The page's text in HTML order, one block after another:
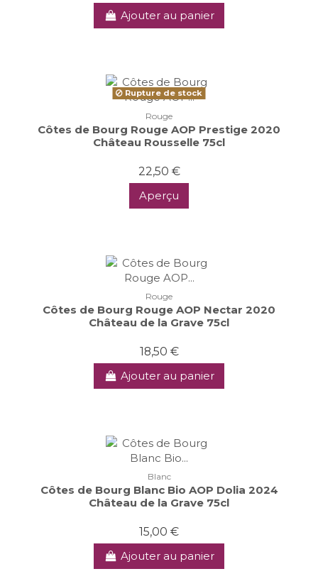
Ajouter au panier
Rupture de stock
Rouge
Côtes de Bourg Rouge AOP Prestige 2020
Château Rousselle 75cl
22,50 €
Aperçu
Rouge
Côtes de Bourg Rouge AOP Nectar 2020
Château de la Grave 75cl
18,50 €
Ajouter au panier
Blanc
Côtes de Bourg Blanc Bio AOP Dolia 2024
Château de la Grave 75cl
15,00 €
Ajouter au panier